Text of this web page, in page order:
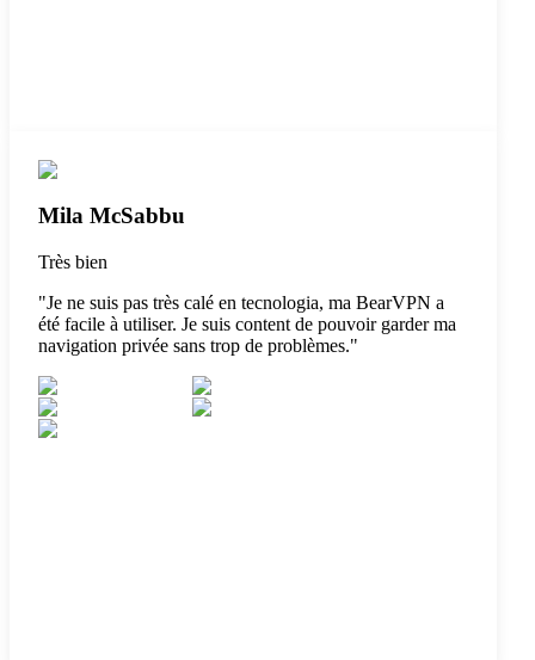
Mila McSabbu
Très bien
"Je ne suis pas très calé en tecnologia, ma BearVPN a
été facile à utiliser. Je suis content de pouvoir garder ma
navigation privée sans trop de problèmes."